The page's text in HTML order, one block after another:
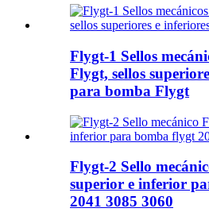
Flygt-1 Sellos
Flygt, sellos
para bomba Flygt
Flygt-2 Sello
superior e inferior
2041 3085 3060